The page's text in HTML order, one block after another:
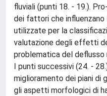
fluviali (punti 18. - 19.).
dei fattori che
utilizzate per la
valutazione degli effetti
problematica del deflusso
I punti successivi (24. -
miglioramento dei piani di
gli aspetti morfologici di